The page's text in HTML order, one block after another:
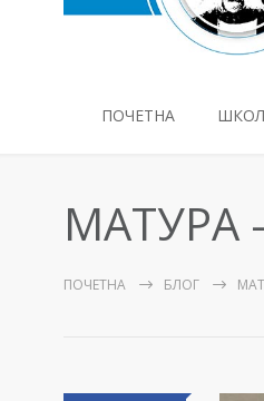
ПОЧЕТНА
МАТУРА
ПОЧЕТНА БЛОГ